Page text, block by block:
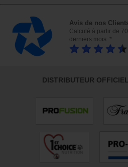
Avis de nos
Calculé à partir de
derniers mois. *
DISTRIBUTEUR